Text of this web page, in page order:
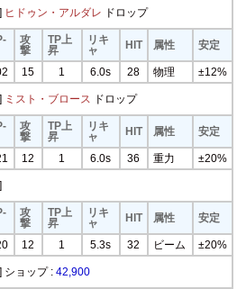
ヒドゥン・アルダレ ドロップ
攻
撃
TP上
昇
リキ
ャ
HIT 属性 安定
15 1 6.0s 28 物理 ±12%
ミスト・ブロース ドロップ
攻
撃
TP上
昇
リキ
ャ
HIT 属性 安定
12 1 6.0s 36 重力 ±20%
攻
撃
TP上
昇
リキ
ャ
HIT 属性 安定
12 1 5.3s 32 ビーム ±20%
ショップ : 42,900